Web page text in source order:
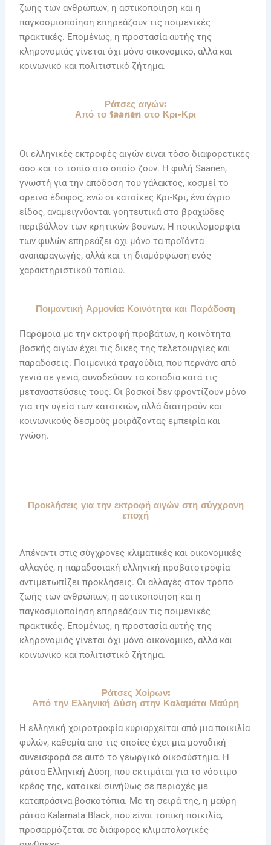
ζωής των ανθρώπων, η αστικοποίηση και η
παγκοσμιοποίηση επηρεάζουν τις ποιμενικές
πρακτικές. Επομένως, η προστασία αυτής της
κληρονομιάς γίνεται όχι μόνο οικονομικό, αλλά και
κοινωνικό και πολιτιστικό ζήτημα.
Ράτσες αιγών:
Από το Saanen στο Κρι-Κρι
Οι ελληνικές εκτροφές αιγών είναι τόσο διαφορετικές
όσο και το τοπίο στο οποίο ζουν. Η φυλή Saanen,
γνωστή για την απόδοση του γάλακτος, κοσμεί το
ορεινό έδαφος, ενώ οι κατσίκες Κρι-Κρι, ένα άγριο
είδος, αναμειγνύονται γοητευτικά στο βραχώδες
περιβάλλον των κρητικών βουνών. Η ποικιλομορφία
των φυλών επηρεάζει όχι μόνο τα προϊόντα
αναπαραγωγής, αλλά και τη διαμόρφωση ενός
χαρακτηριστικού τοπίου.
Ποιμαντική Αρμονία: Κοινότητα και Παράδοση
Παρόμοια με την εκτροφή προβάτων, η κοινότητα
βοσκής αιγών έχει τις δικές της τελετουργίες και
παραδόσεις. Ποιμενικά τραγούδια, που περνάνε από
γενιά σε γενιά, συνοδεύουν τα κοπάδια κατά τις
μεταναστεύσεις τους. Οι βοσκοί δεν φροντίζουν μόνο
για την υγεία των κατσικιών, αλλά διατηρούν και
κοινωνικούς δεσμούς μοιράζοντας εμπειρία και
γνώση.
Προκλήσεις για την εκτροφή αιγών στη σύγχρονη
εποχή
Απέναντι στις σύγχρονες κλιματικές και οικονομικές
αλλαγές, η παραδοσιακή ελληνική προβατοτροφία
αντιμετωπίζει προκλήσεις. Οι αλλαγές στον τρόπο
ζωής των ανθρώπων, η αστικοποίηση και η
παγκοσμιοποίηση επηρεάζουν τις ποιμενικές
πρακτικές. Επομένως, η προστασία αυτής της
κληρονομιάς γίνεται όχι μόνο οικονομικό, αλλά και
κοινωνικό και πολιτιστικό ζήτημα.
Ράτσες Χοίρων:
Από την Ελληνική Δύση στην Καλαμάτα Μαύρη
Η ελληνική χοιροτροφία κυριαρχείται από μια ποικιλία
φυλών, καθεμία από τις οποίες έχει μια μοναδική
συνεισφορά σε αυτό το γεωργικό οικοσύστημα. Η
ράτσα Ελληνική Δύση, που εκτιμάται για το νόστιμο
κρέας της, κατοικεί συνήθως σε περιοχές με
καταπράσινα βοσκοτόπια. Με τη σειρά της, η μαύρη
ράτσα Kalamata Black, που είναι τοπική ποικιλία,
προσαρμόζεται σε διάφορες κλιματολογικές